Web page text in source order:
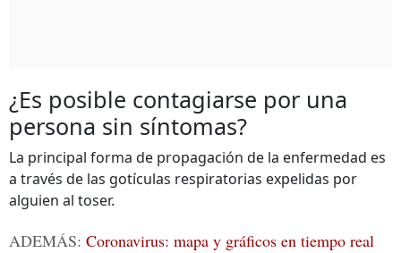
¿Es posible contagiarse por una
persona sin síntomas?
La principal forma de propagación de la enfermedad es
a través de las gotículas respiratorias expelidas por
alguien al toser.
ADEMÁS: Coronavirus: mapa y gráficos en tiempo real